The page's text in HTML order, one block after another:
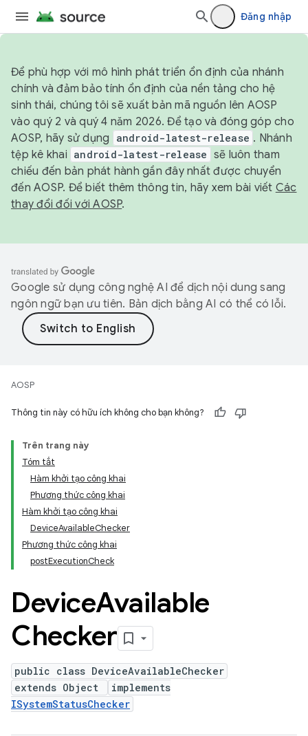
Đăng nhập
Để phù hợp với mô hình phát triển ổn định của nhánh
chính và đảm bảo tính ổn định của nền tảng cho hệ
sinh thái, chúng tôi sẽ xuất bản mã nguồn lên AOSP
vào quý 2 và quý 4 năm 2026. Để tạo và đóng góp cho
AOSP, hãy sử dụng
android-latest-release . Nhánh
tệp kê khai android-latest-release sẽ luôn tham
chiếu đến bản phát hành gần đây nhất được chuyển
đến AOSP. Để biết thêm thông tin, hãy xem bài viết Các
thay đổi đối với AOSP.
Google sử dụng công nghệ AI để dịch nội dung sang
ngôn ngữ bạn ưu tiên. Bản dịch bằng AI có thể có lỗi.
AOSP
Thông tin này có hữu ích không cho bạn không?
Trên trang này
Tóm tắt
Hàm khởi tạo công khai
Phương thức công khai
Hàm khởi tạo công khai
DeviceAvailableChecker
Phương thức công khai
postExecutionCheck
DeviceAvailable
Checker
public class DeviceAvailableChecker
extends Object
implements
ISystemStatusChecker